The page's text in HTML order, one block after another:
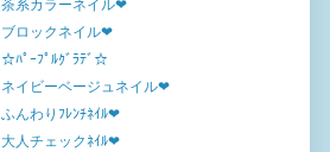
茶系カラーネイル❤
ブロックネイル❤
☆ﾊﾟｰﾌﾟﾙｸﾞﾗﾃﾞ☆
ネイビーベージュネイル❤
ふんわりﾌﾚﾝﾁﾈｲﾙ❤
大人チェックﾈｲﾙ❤